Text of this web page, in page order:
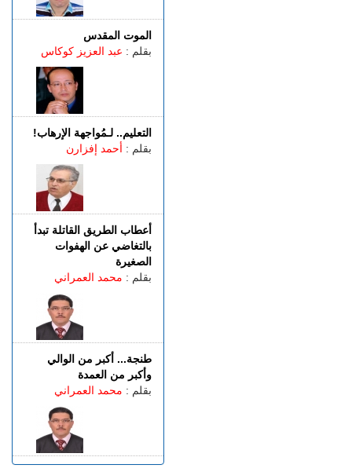
الموت المقدس
بقلم : عبد العزيز كوكاس
التعليم.. لـمُواجهة الإرهاب!
بقلم : أحمد إفزارن
أعطاب الطريق القاتلة تبدأ
بالتغاضي عن الهفوات
الصغيرة
بقلم : محمد العمراني
طنجة... أكبر من الوالي
وأكبر من العمدة
بقلم : محمد العمراني